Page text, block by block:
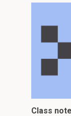
Class